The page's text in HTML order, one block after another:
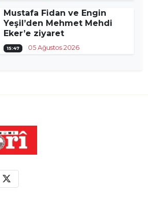
Mustafa Fidan ve Engin
Yeşil’den Mehmet Mehdi
Eker’e ziyaret
15:47 05 Ağustos 2026